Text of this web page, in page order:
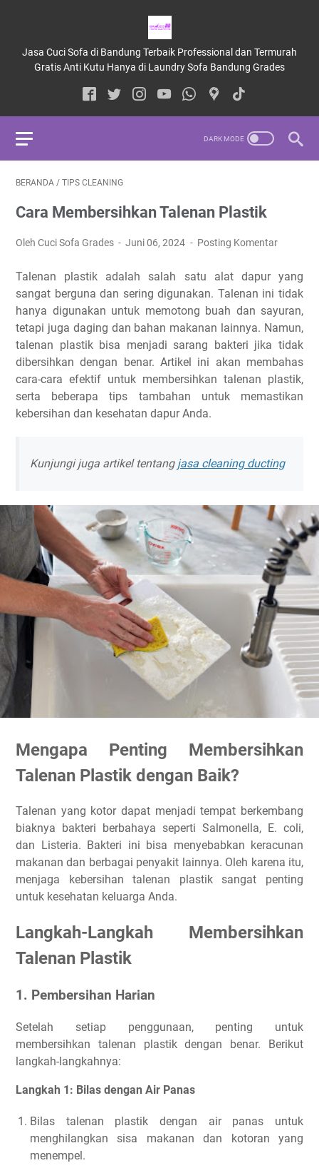
Jasa Cuci Sofa di Bandung Terbaik Professional dan Termurah
Gratis Anti Kutu Hanya di Laundry Sofa Bandung Grades
BERANDA / TIPS CLEANING
Cara Membersihkan Talenan Plastik
Oleh Cuci Sofa Grades Juni 06, 2024 Posting Komentar
Talenan plastik adalah salah satu alat dapur yang
sangat berguna dan sering digunakan. Talenan ini tidak
hanya digunakan untuk memotong buah dan sayuran,
tetapi juga daging dan bahan makanan lainnya. Namun,
talenan plastik bisa menjadi sarang bakteri jika tidak
dibersihkan dengan benar. Artikel ini akan membahas
cara-cara efektif untuk membersihkan talenan plastik,
serta beberapa tips tambahan untuk memastikan
kebersihan dan kesehatan dapur Anda.
Kunjungi juga artikel tentang jasa cleaning ducting
Mengapa Penting Membersihkan
Talenan Plastik dengan Baik?
Talenan yang kotor dapat menjadi tempat berkembang
biaknya bakteri berbahaya seperti Salmonella, E. coli,
dan Listeria. Bakteri ini bisa menyebabkan keracunan
makanan dan berbagai penyakit lainnya. Oleh karena itu,
menjaga kebersihan talenan plastik sangat penting
untuk kesehatan keluarga Anda.
Langkah-Langkah Membersihkan
Talenan Plastik
1. Pembersihan Harian
Setelah setiap penggunaan, penting untuk
membersihkan talenan plastik dengan benar. Berikut
langkah-langkahnya:
Langkah 1: Bilas dengan Air Panas
Bilas talenan plastik dengan air panas untuk
menghilangkan sisa makanan dan kotoran yang
menempel.